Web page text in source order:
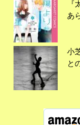
あ
小
と